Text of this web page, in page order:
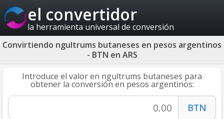
el convertidor
la herramienta universal de conversión
Convirtiendo ngultrums butaneses en pesos argentinos
- BTN en ARS
Introduce el valor en ngultrums butaneses para
obtener la conversión en pesos argentinos: